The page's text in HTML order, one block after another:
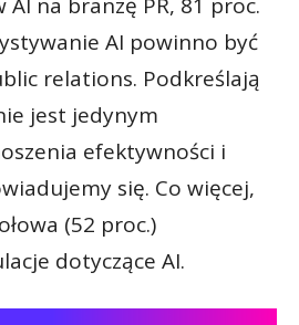
AI na branżę PR, 81 proc.
AI powinno być
relations. Podkreślają
jest jedynym
efektywności i
się. Co więcej,
(52 proc.)
dotyczące AI.